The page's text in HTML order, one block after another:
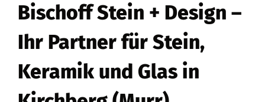
Bischoff Stein + Design –
Ihr Partner für Stein,
Keramik und Glas in